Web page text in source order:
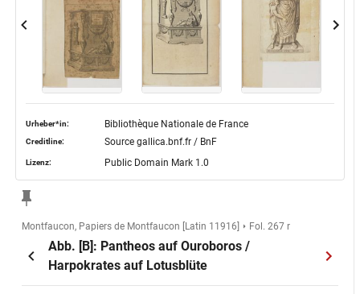
Urheber*in: Bibliothèque Nationale de France
Creditline: Source gallica.bnf.fr / BnF
Lizenz: Public Domain Mark 1.0
Montfaucon, Papiers de Montfaucon [Latin 11916] Fol. 267 r
Abb. [B]: Pantheos auf Ouroboros /
Harpokrates auf Lotusblüte